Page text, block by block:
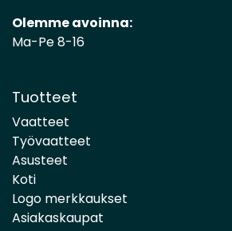
Olemme avoinna:
Ma-Pe 8-16
Tuotteet
Vaatteet
Työvaatteet
Asusteet
Koti
Logo merkkaukset
Asiakaskaupat